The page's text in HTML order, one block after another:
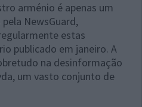
arménio é apenas um
NewsGuard,
estas
publicado em janeiro. A
na desinformação
um vasto conjunto de